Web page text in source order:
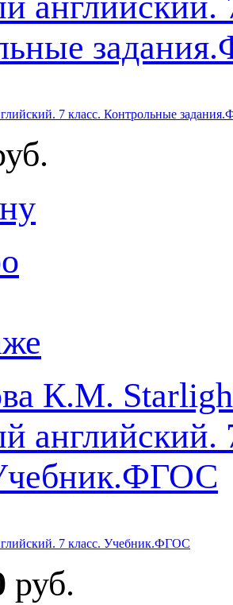
7 класс. Контрольные
7 класс. Учебник.ФГОС
руб.